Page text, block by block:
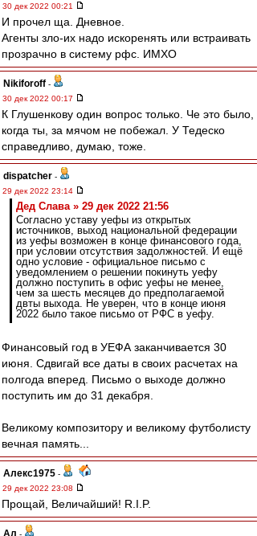
30 дек 2022 00:21
И прочел ща. Дневное.
Агенты зло-их надо искоренять или встраивать
прозрачно в систему рфс. ИМХО
Nikiforoff -
30 дек 2022 00:17
К Глушенкову один вопрос только. Че это было,
когда ты, за мячом не побежал. У Тедеско
справедливо, думаю, тоже.
dispatcher -
29 дек 2022 23:14
Дед Слава » 29 дек 2022 21:56
Согласно уставу уефы из открытых
источников, выход национальной федерации
из уефы возможен в конце финансового года,
при условии отсутствия задолжностей. И ещё
одно условие - официальное письмо с
уведомлением о решении покинуть уефу
должно поступить в офис уефы не менее,
чем за шесть месяцев до предполагаемой
двты выхода. Не уверен, что в конце июня
2022 было такое письмо от РФС в уефу.
Финансовый год в УЕФА заканчивается 30
июня. Сдвигай все даты в своих расчетах на
полгода вперед. Письмо о выходе должно
поступить им до 31 декабря.
Великому композитору и великому футболисту
вечная память...
Алекс1975 -
29 дек 2022 23:08
Прощай, Величайший! R.I.P.
Ал -